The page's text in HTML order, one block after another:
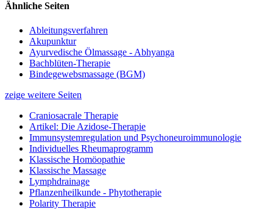
Ähnliche Seiten
Ableitungsverfahren
Akupunktur
Ayurvedische Ölmassage - Abhyanga
Bachblüten-Therapie
Bindegewebsmassage (BGM)
zeige weitere Seiten
Craniosacrale Therapie
Artikel: Die Azidose-Therapie
Immunsystemregulation und Psychoneuroimmunologie
Individuelles Rheumaprogramm
Klassische Homöopathie
Klassische Massage
Lymphdrainage
Pflanzenheilkunde - Phytotherapie
Polarity Therapie